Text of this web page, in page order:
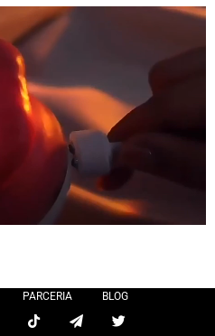
PARCERIA BLOG